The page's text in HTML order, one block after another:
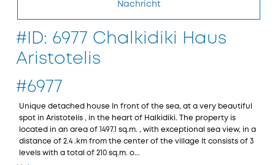
Nachricht
#ID: 6977 Chalkidiki Haus
Aristotelis
#6977
Unique detached house In front of the sea, at a very beautiful
spot in Aristotelis , in the heart of Halkidiki. The property is
located in an area of 1497.1 sq.m. , with exceptional sea view, in a
distance of 2.4 .km from the center of the village It consists of 3
levels with a total of 210 sq.m. o...